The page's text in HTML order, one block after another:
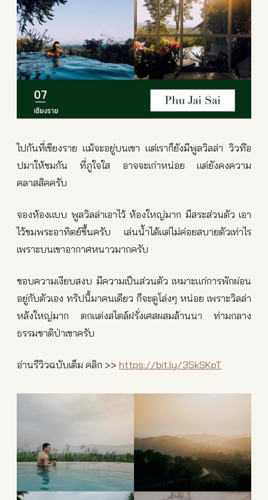
ไปกันที่เชียงราย แม้จะอยู่บนเขา แต่เราก็ยังมีพูลวิลล่า วิวท๊อ
ปมาให้ชมกัน ที่ภูใจใส อาจจะเก่าหน่อย แต่ยังคงความ
คลาสสิคครับ
จองห้องแบบ พูลวิลล่าเอาไว้ ห้องใหญ่มาก มีสระส่วนตัว เอา
ไว้ชมพระอาทิตย์ขึ้นครับ เล่นน้ำได้แต่ไม่ค่อยสบายตัวเท่าไร
เพราะบนเขาอากาศหนาวมากครับ
ชอบความเงียบสงบ มีความเป็นส่วนตัว เหมาะแก่การพักผ่อน
อยู่กับตัวเอง ทริปนี้มาคนเดียว ก็จะดูโล่งๆ หน่อย เพราะวิลล่า
หลังใหญ่มาก ตกแต่งสไตล์ฝรั่งเศสผสมล้านนา ท่ามกลาง
ธรรมชาติป่าเขาครับ
อ่านรีวิวฉบับเต็ม คลิก >> https://bit.ly/35kSKpT